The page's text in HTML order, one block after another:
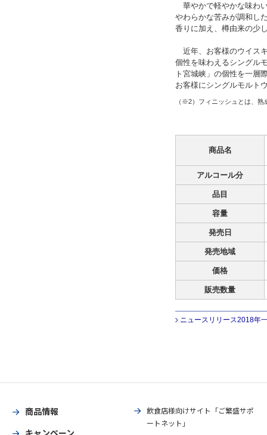
華やかで軽やかな味わ
やわらかな苦みが調和し
香りに加え、樽由来の少
近年、お客様のウイス
個性を味わえるシングル
ト宮城峡」の個性を一層
お客様にシングルモルト
（※2）フィニッシュとは、
商品名
アルコール分
品目
容量
発売日
発売地域
価格
販売数量
ニュースリリース2018年
商品情報
飲食店様向けサイト「ご繁盛サポ
ートネット」